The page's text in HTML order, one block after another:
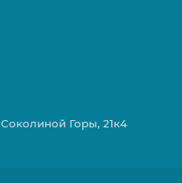
Горы, 21к4